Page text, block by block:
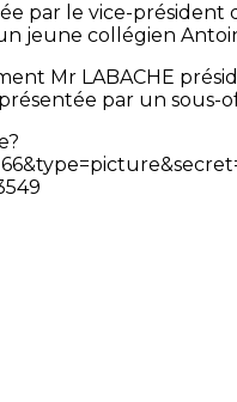
par le vice-
jeune collégien
Mr LABACHE
par un sous-